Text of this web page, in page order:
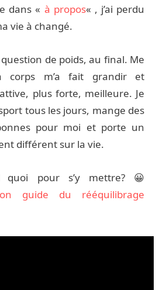
dans « à propos« , j’ai perdu
vie à changé.
question de poids, au final. Me
corps m’a fait grandir et
plus forte, meilleure. Je
tous les jours, mange des
pour moi et porte un
différent sur la vie.
quoi pour s’y mettre? 😀
guide du rééquilibrage